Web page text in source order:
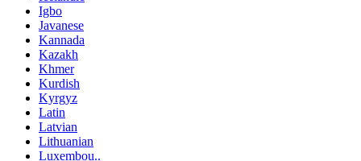
Igbo
Javanese
Kannada
Kazakh
Khmer
Kurdish
Kyrgyz
Latin
Latvian
Lithuanian
Luxembou..